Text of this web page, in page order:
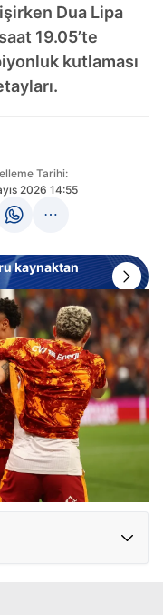
Dua Lipa
19.05’te
kutlaması
Tarihi:
2026 14:55
kaynaktan